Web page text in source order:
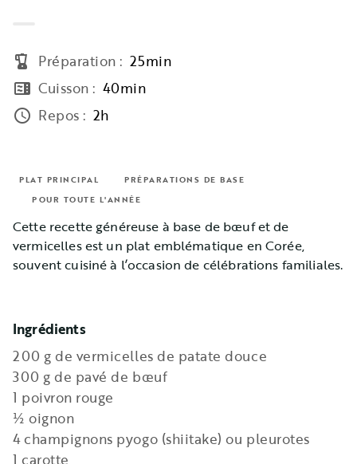
blender Préparation : 25min
microwave Cuisson : 40min
access_time Repos : 2h
PLAT PRINCIPAL
PRÉPARATIONS DE BASE
POUR TOUTE L'ANNÉE
Cette recette généreuse à base de bœuf et de
vermicelles est un plat emblématique en Corée,
souvent cuisiné à l’occasion de célébrations familiales.
Ingrédients
200 g de vermicelles de patate douce
300 g de pavé de bœuf
1 poivron rouge
½ oignon
4 champignons pyogo (shiitake) ou pleurotes
1 carotte